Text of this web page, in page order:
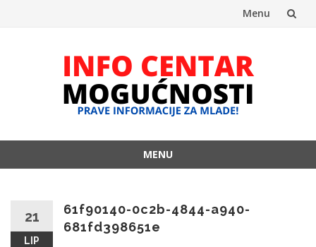
Menu
MENU
21
LIP
61f90140-0c2b-4844-a940-
681fd398651e